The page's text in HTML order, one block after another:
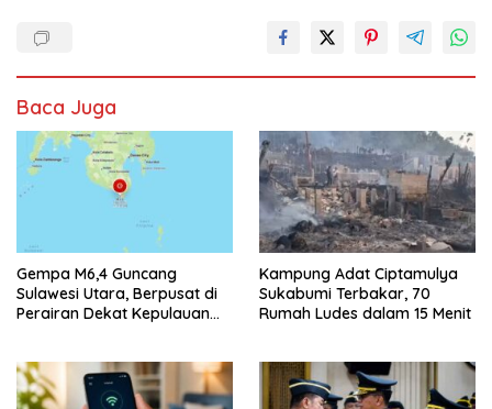
Baca Juga
Gempa M6,4 Guncang
Sulawesi Utara, Berpusat di
Perairan Dekat Kepulauan
Kampung Adat Ciptamulya
Sukabumi Terbakar, 70
Rumah Ludes dalam 15 Menit